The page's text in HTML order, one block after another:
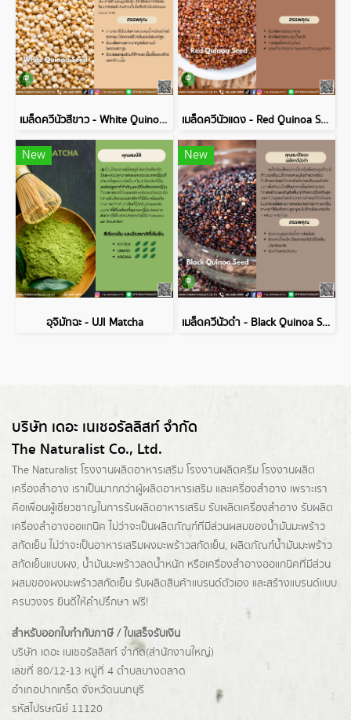
เมล็ดควีนัวสีขาว - White Quinoa Seed เมล็ดควีนัวแดง - Red Quinoa Seed
New
อุจิมัทฉะ - UJI Matcha
New
เมล็ดควีนัวดำ - Black Quinoa Seed
บริษัท เดอะ เนเชอรัลลิสท์ จำกัด
The Naturalist Co., Ltd.
The Naturalist โรงงานผลิตอาหารเสริม โรงงานผลิตครีม โรงงานผลิต
เครื่องสำอาง เราเป็นมากกว่าผู้ผลิตอาหารเสริม และเครื่องสำอาง เพราะเรา
คือเพื่อนผู้เชี่ยวชาญในการรับผลิตอาหารเสริม รับผลิตเครื่องสำอาง รับผลิต
เครื่องสำอางออแกนิค ไม่ว่าจะเป็นผลิตภัณฑ์ที่มีส่วนผสมของน้ำมันมะพร้าว
สกัดเย็น ไม่ว่าจะเป็นอาหารเสริมผงมะพร้าวสกัดเย็น, ผลิตภัณฑ์น้ำมันมะพร้าว
สกัดเย็นแบบผง, น้ำมันมะพร้าวลดน้ำหนัก หรือเครื่องสำอางออแกนิคที่มีส่วน
ผสมของผงมะพร้าวสกัดเย็น รับผลิตสินค้าแบรนด์ตัวเอง และสร้างแบรนด์แบบ
ครบวงจร ยินดีให้คำปรึกษา ฟรี!
สำหรับออกใบกำกับภาษี / ใบเสร็จรับเงิน
บริษัท เดอะ เนเชอรัลลิสท์ จำกัด(ส่านักงานใหญ่)
เลขที่ 80/12-13 หมู่ที่ 4 ตำบลบางตลาด
อำเภอปากเกร็ด จังหวัดนนทบุรี
รหัสไปรษณีย์ 11120